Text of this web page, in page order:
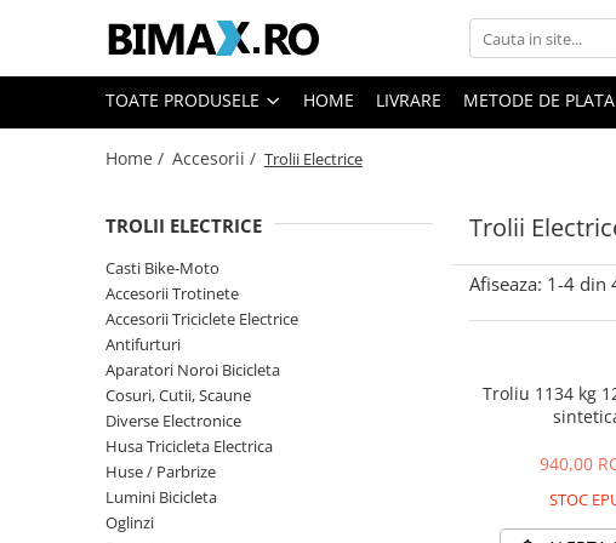
Toate Produsele
Triciclete Electrice
➔ Cu 2 Locuri
➔ Acoperita
➔ Adulti - Fara permis
➔ Adulti - 2 Locuri
➔ Adulti - cu Cabina
➔ Cu 3 Roti
➔ Cu Cabina
➔ Cu Cabina fara Permis
➔ Cu Cabina Inchisa
➔ Cu Remorca
TOATE PRODUSELE HOME LIVRARE METODE DE PLATA
Home / Accesorii / Trolii Electrice
Trolii
TROLII ELECTRICE
Casti Bike-Moto
Accesorii Trotinete
Accesorii Triciclete Electrice
Antifurturi
Aparatori Noroi Bicicleta
Cosuri, Cutii, Scaune
Diverse Electronice
Husa Tricicleta Electrica
Huse / Parbrize
Lumini Bicicleta
Oglinzi
Afiseaza: 1-4 din
Troliu 1134 kg
940,00
STOC